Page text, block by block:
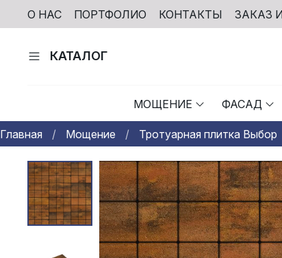
О НАС ПОРТФОЛИО КОНТАКТЫ ЗАКАЗ
КАТАЛОГ
МОЩЕНИЕ ФАСАД
Главная Мощение Тротуарная плитка Выбор